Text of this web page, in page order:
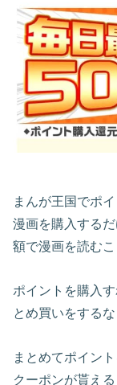
まんが王国でポ
漫画を購入する
額で漫画を読むこ
ポイントを購入
とめ買いをする
まとめてポイン
クーポンが貰え